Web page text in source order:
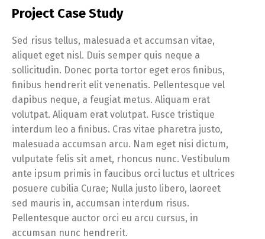
Project Case Study
Sed risus tellus, malesuada et accumsan vitae,
aliquet eget nisl. Duis semper quis neque a
sollicitudin. Donec porta tortor eget eros finibus,
finibus hendrerit elit venenatis. Pellentesque vel
dapibus neque, a feugiat metus. Aliquam erat
volutpat. Aliquam erat volutpat. Fusce tristique
interdum leo a finibus. Cras vitae pharetra justo,
malesuada accumsan arcu. Nam eget nisi dictum,
vulputate felis sit amet, rhoncus nunc. Vestibulum
ante ipsum primis in faucibus orci luctus et ultrices
posuere cubilia Curae; Nulla justo libero, laoreet
sed mauris in, accumsan interdum risus.
Pellentesque auctor orci eu arcu cursus, in
accumsan nunc hendrerit.